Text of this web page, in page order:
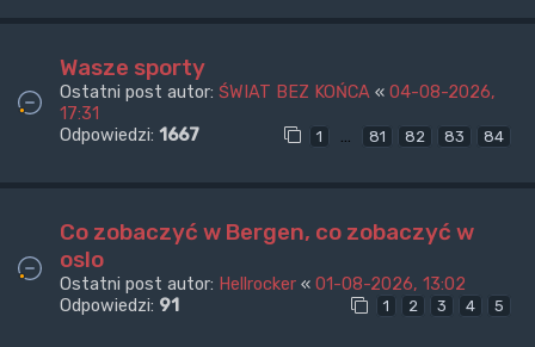
Wasze sporty
Ostatni post autor: ŚWIAT BEZ KOŃCA « 04-08-2026,
17:31
Odpowiedzi: 1667 1 … 81 82 83 84
Co zobaczyć w Bergen, co zobaczyć w
oslo
Ostatni post autor: Hellrocker « 01-08-2026, 13:02
Odpowiedzi: 91 1 2 3 4 5